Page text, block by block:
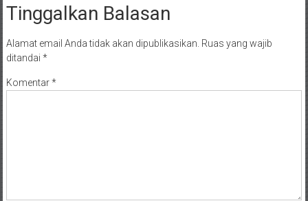
Tinggalkan Balasan
Alamat email Anda tidak akan dipublikasikan. Ruas yang wajib
ditandai *
Komentar*